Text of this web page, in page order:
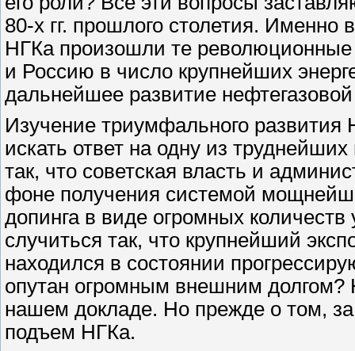
80-х гг. прошлого столетия.
НГКа произошли те
и Россию в число крупнейших
дальнейшее развитие
Изучение триумфального развития
искать ответ на одну из
так, что советская власть и
фоне получения системой
допинга в виде огромных количеств
случиться так, что крупнейший
находился в состоянии
опутан огромным внешним
нашем докладе. Но прежде о том, за
подъем НГКа.